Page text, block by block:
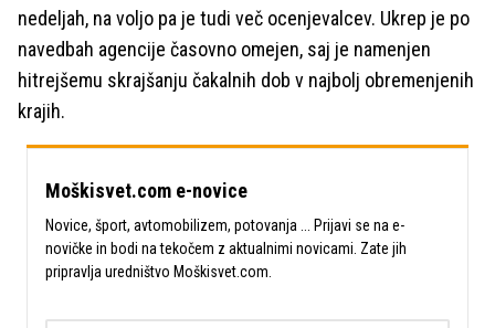
nedeljah, na voljo pa je tudi več ocenjevalcev. Ukrep je po
navedbah agencije časovno omejen, saj je namenjen
hitrejšemu skrajšanju čakalnih dob v najbolj obremenjenih
krajih.
Moškisvet.com e-novice
Novice, šport, avtomobilizem, potovanja ... Prijavi se na e-
novičke in bodi na tekočem z aktualnimi novicami. Zate jih
pripravlja uredništvo Moškisvet.com.